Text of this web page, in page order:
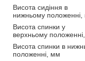
Висота сидіння в
нижньому
Висота спинки у
верхньому
Висота спинки в
положенні, мм